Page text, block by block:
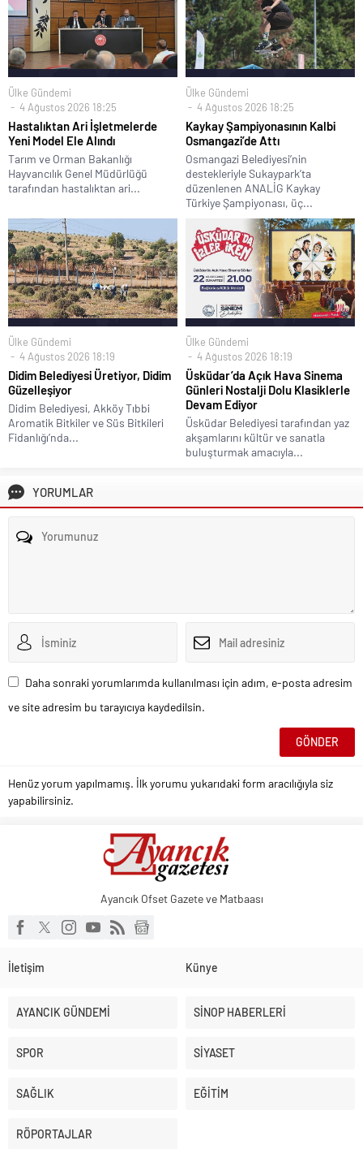
Ülke Gündemi
4 Ağustos 2026 18:25
Hastalıktan Ari İşletmelerde
Yeni Model Ele Alındı
Tarım ve Orman Bakanlığı
Hayvancılık Genel Müdürlüğü
tarafından hastalıktan ari...
Ülke Gündemi
4 Ağustos 2026 18:25
Kaykay Şampiyonasının Kalbi
Osmangazi’de Attı
Osmangazi Belediyesi’nin
destekleriyle Sukaypark’ta
düzenlenen ANALİG Kaykay
Türkiye Şampiyonası, üç...
Ülke Gündemi
4 Ağustos 2026 18:19
Didim Belediyesi Üretiyor, Didim
Güzelleşiyor
Didim Belediyesi, Akköy Tıbbi
Aromatik Bitkiler ve Süs Bitkileri
Fidanlığı’nda...
Ülke Gündemi
4 Ağustos 2026 18:19
Üsküdar’da Açık Hava Sinema
Günleri Nostalji Dolu Klasiklerle
Devam Ediyor
Üsküdar Belediyesi tarafından yaz
akşamlarını kültür ve sanatla
buluşturmak amacıyla...
YORUMLAR
Daha sonraki yorumlarımda kullanılması için adım, e-posta adresim
ve site adresim bu tarayıcıya kaydedilsin.
Henüz yorum yapılmamış. İlk yorumu yukarıdaki form aracılığıyla siz
yapabilirsiniz.
Ayancık Ofset Gazete ve Matbaası
İletişim Künye
AYANCIK GÜNDEMİ SİNOP HABERLERİ
SPOR SİYASET
SAĞLIK EĞİTİM
RÖPORTAJLAR